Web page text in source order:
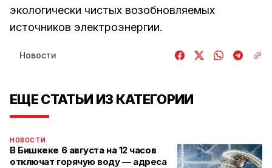
экологически чистых возобновляемых
источников электроэнергии.
Новости
ЕЩЕ СТАТЬИ ИЗ КАТЕГОРИИ
НОВОСТИ
В Бишкеке 6 августа на 12 часов
отключат горячую воду — адреса